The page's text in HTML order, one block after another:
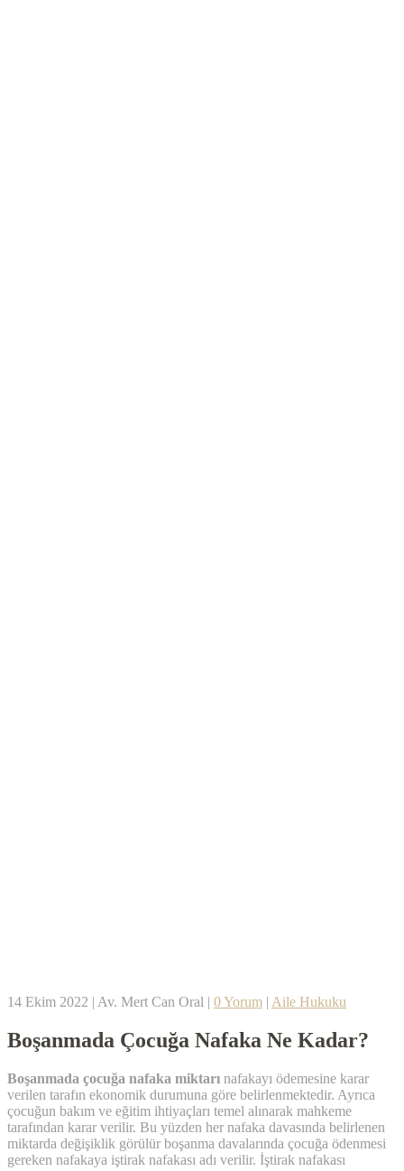
14 Ekim 2022 | Av. Mert Can Oral | 0 Yorum | Aile Hukuku
Boşanmada Çocuğa Nafaka Ne Kadar?
Boşanmada çocuğa nafaka miktarı nafakayı ödemesine karar
verilen tarafın ekonomik durumuna göre belirlenmektedir. Ayrıca
çocuğun bakım ve eğitim ihtiyaçları temel alınarak mahkeme
tarafından karar verilir. Bu yüzden her nafaka davasında belirlenen
miktarda değişiklik görülür boşanma davalarında çocuğa ödenmesi
gereken nafakaya iştirak nafakası adı verilir. İştirak nafakası